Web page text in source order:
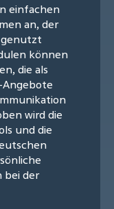
einfachen
an, der
können
die als
wird die
und die
der